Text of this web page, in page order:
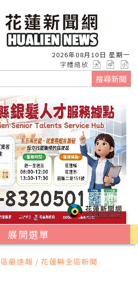
2026年08月10日 星期一
字體縮放
搜尋新聞
展開選單
最速報 / 花蓮縣全區新聞